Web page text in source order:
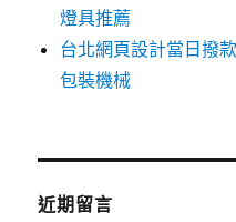
燈具推薦
台北網頁設計當日撥
包裝機械
近期留言